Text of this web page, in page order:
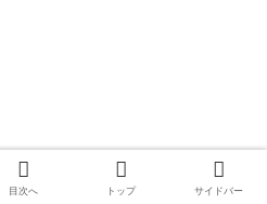
目次へ トップ サイドバー